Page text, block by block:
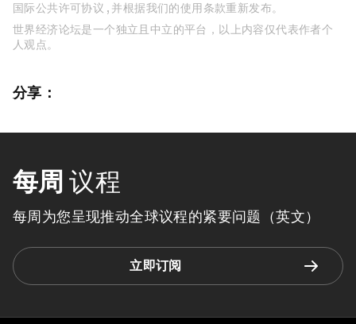
国际公共许可协议 , 并根据我们的使用条款重新发布。
世界经济论坛是一个独立且中立的平台，以上内容仅代表作者个
人观点。
分享：
每周 议程
每周为您呈现推动全球议程的紧要问题（英文）
立即订阅